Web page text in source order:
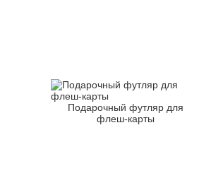
Подарочный футляр для
флеш-карты